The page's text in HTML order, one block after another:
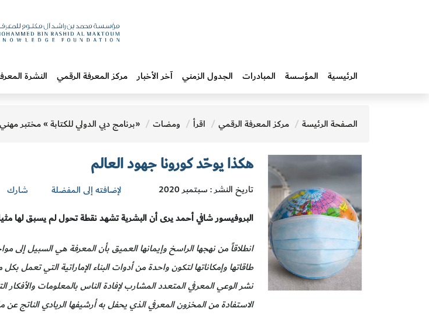
الرئيسية المؤسسة المبادرات‎ الجدول الزمني آخر الأخبار مركز المعرفة الرقمي النشرة
الصفحة الرئيسة مركز المعرفة الرقمي اقرأ ومضات «برنامج دبي الدولي للكتابة » مختبر
هكذا يوحّد كورونا جهود العالم
تاريخ النشر : سبتمبر 2020 لإضافته إلى المفضلة
شارك
البروفيسور شافي أحمد يرى أن البشرية تشهد نقطة تحول لم يسبق لها
انطلاقاً من نهجها الراسخ وإيمانها العميق بأن المعرفة هي السبيل إلى
طاقاتها وإمكاناتها لتكون واحدة من أدوات البناء الإماراتية التي
نشر الوعي المعرفي المتعدد المشارب لإفادة الناس بالمعلومات
الاستفادة من المخزون المعرفي الذي يحفل به أرشيفها الريادي الناتج